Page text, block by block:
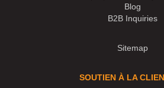
Blog
B2B Inquiries
Sitemap
SOUTIEN À LA